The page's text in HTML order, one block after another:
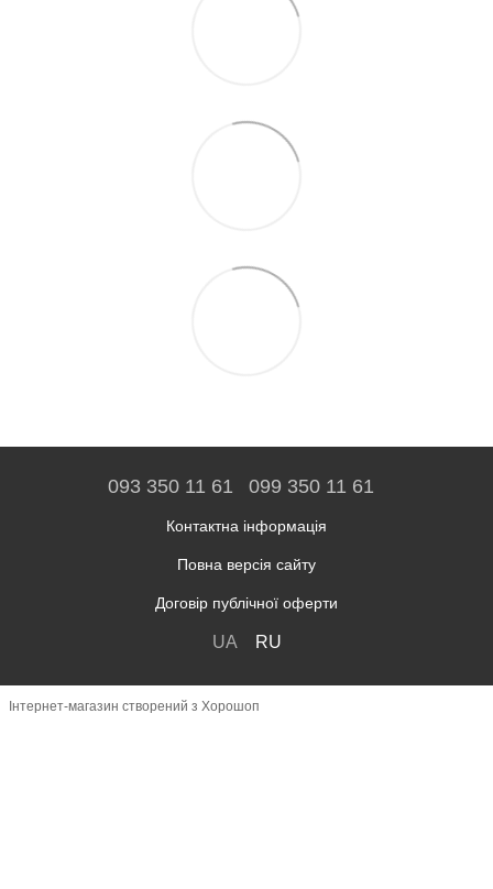
093 350 11 61 099 350 11 61
Контактна інформація
Повна версія сайту
Договір публічної оферти
UA RU
Інтернет-магазин створений з Хорошоп